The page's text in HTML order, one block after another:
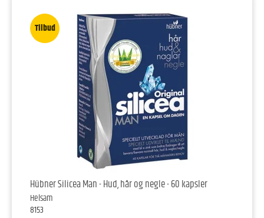
Tilbud
Hübner Silicea Man - Hud, hår og negle - 60 kapsler
Helsam
8153